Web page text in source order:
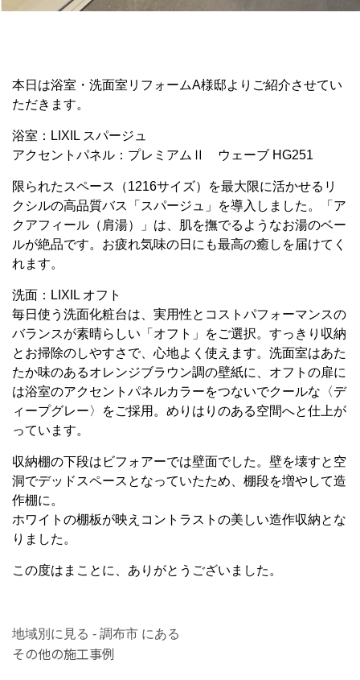
本日は浴室・洗面室リフォームA様邸よりご紹介させてい
ただきます。
浴室：LIXIL スパージュ
アクセントパネル：プレミアムⅡ ウェーブ HG251
限られたスペース（1216サイズ）を最大限に活かせるリ
クシルの高品質バス「スパージュ」を導入しました。「ア
クアフィール（肩湯）」は、肌を撫でるようなお湯のベー
ルが絶品です。お疲れ気味の日にも最高の癒しを届けてく
れます。
洗面：LIXIL オフト
毎日使う洗面化粧台は、実用性とコストパフォーマンスの
バランスが素晴らしい「オフト」をご選択。すっきり収納
とお掃除のしやすさで、心地よく使えます。洗面室はあた
たか味のあるオレンジブラウン調の壁紙に、オフトの扉に
は浴室のアクセントパネルカラーをつないでクールな〈デ
ィープグレー〉をご採用。めりはりのある空間へと仕上が
っています。
収納棚の下段はビフォアーでは壁面でした。壁を壊すと空
洞でデッドスペースとなっていたため、棚段を増やして造
作棚に。
ホワイトの棚板が映えコントラストの美しい造作収納とな
りました。
この度はまことに、ありがとうございました。
地域別に見る - 調布市 にある
その他の施工事例